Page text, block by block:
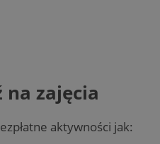
na zajęcia
aktywności jak: